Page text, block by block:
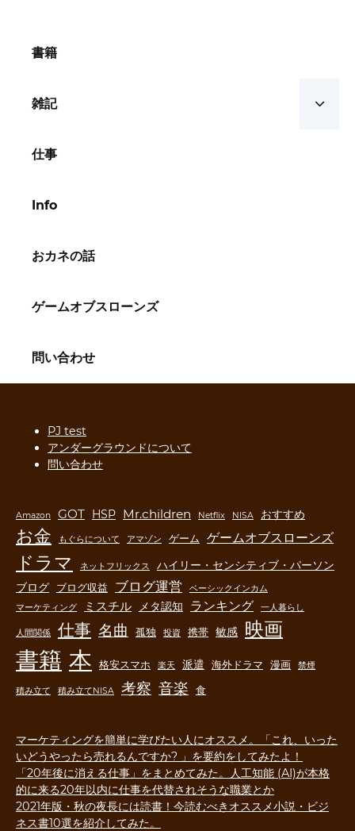
書籍
雑記
仕事
Info
おカネの話
ゲームオブスローンズ
問い合わせ
PJ test
アンダーグラウンドについて
問い合わせ
Amazon GOT HSP Mr.children Netflix NISA おすすめ
お金 もぐらについて アマゾン ゲーム ゲームオブスローンズ
ドラマ ネットフリックス
ハイリー・センシティブ・パーソン
ブログ
ブログ収益 ブログ運営
ベーシックインカム
マーケティング
ミスチル メタ認知 ランキング 一人暮らし
人間関係 仕事 名曲 孤独 投資 携帯 敏感 映画
書籍 本 格安スマホ 楽天 派遣 海外ドラマ 漫画 禁煙
積み立て 積み立てNISA 考察 音楽 食
マーケティングを簡単に学びたい人にオススメ。「これ、いった
いどうやったら売れるんですか? 」を要約をしてみたよ！
「20年後に消える仕事」をまとめてみた。人工知能 (AI)が本格
的に来る20年以内に仕事を代替されそうな職業とか
2021年版・秋の夜長には読書！今読むべきオススメ小説・ビジ
ネス書10選を紹介してみた。